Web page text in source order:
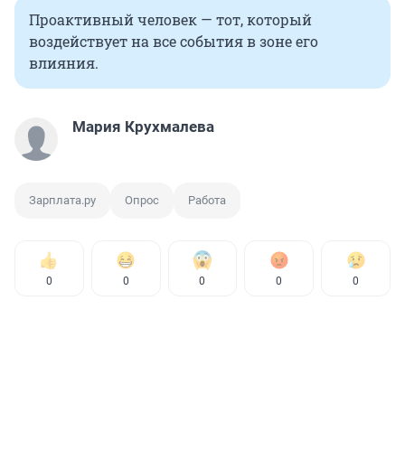
Проактивный человек — тот, который
воздействует на все события в зоне его
влияния.
Мария Крухмалева
Зарплата.ру Опрос Работа
0 0 0 0 0